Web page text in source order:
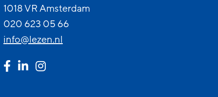
1018 VR Amsterdam
020 623 05 66
info@lezen.nl